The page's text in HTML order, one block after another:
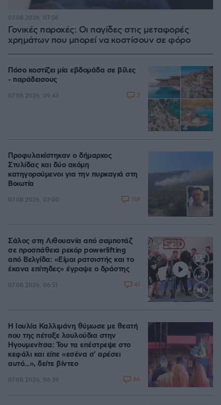
Γονικές παροχές: Οι παγίδες στις μεταφορές
χρημάτων που μπορεί να κοστίσουν σε φόρο
07.08.2026, 07:58
Πόσο κοστίζει μία εβδομάδα σε βίλες
- παράδεισους
07.08.2026, 09:43 2
Προφυλακίστηκαν ο δήμαρχος
Στυλίδας και δύο ακόμη
κατηγορούμενοι για την πυρκαγιά στη
Βοιωτία
07.08.2026, 07:00 118
Loaded
Σάλος στη Λιθουανία από σαμποτάζ
σε προσπάθεια ρεκόρ powerlifting
από Βελγίδα: «Είμαι ρατσιστής και το
έκανα επίτηδες» έγραψε ο δράστης
07.08.2026, 06:51 41
Η Ιουλία Καλλιμάνη θύμωσε με θεατή
που της πέταξε λουλούδια στην
Ηγουμενίτσα: Του τα επέστρεψε στο
κεφάλι και είπε «εσένα σ' αρέσει
αυτό...», δείτε βίντεο
07.08.2026, 06:39 66